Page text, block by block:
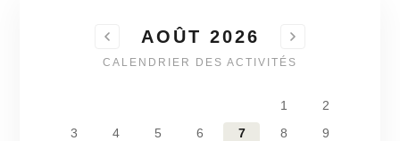
AOÛT 2026
CALENDRIER DES ACTIVITÉS
1
2
3
4 5 6 7 8
9